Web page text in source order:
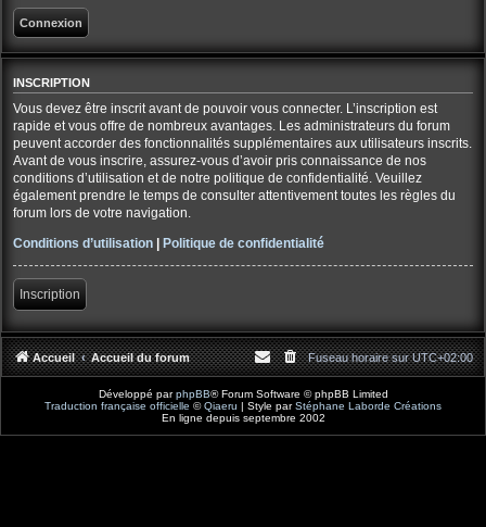
INSCRIPTION
Vous devez être inscrit avant de pouvoir vous connecter. L’inscription est
rapide et vous offre de nombreux avantages. Les administrateurs du forum
peuvent accorder des fonctionnalités supplémentaires aux utilisateurs inscrits.
Avant de vous inscrire, assurez-vous d’avoir pris connaissance de nos
conditions d’utilisation et de notre politique de confidentialité. Veuillez
également prendre le temps de consulter attentivement toutes les règles du
forum lors de votre navigation.
Conditions d’utilisation | Politique de confidentialité
Inscription
Accueil Accueil du forum Fuseau horaire surUTC+02:00
Développé parphpBB® Forum Software © phpBB Limited
Traduction française officielle ©Qiaeru | Style parStéphane Laborde Créations
En ligne depuis septembre 2002